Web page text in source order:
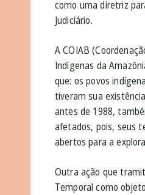
como uma diretriz
Judiciário.
A COIAB
Indígenas da
que: os povos
tiveram sua
antes de 1988,
afetados, pois, seus
abertos para a
Outra ação que
Temporal como